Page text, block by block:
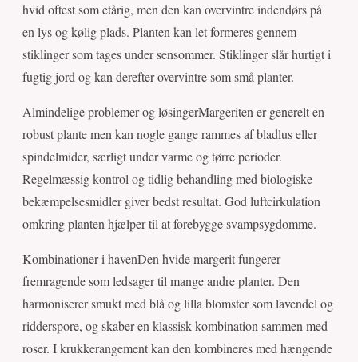
hvid oftest som etårig, men den kan overvintre indendørs på
en lys og kølig plads. Planten kan let formeres gennem
stiklinger som tages under sensommer. Stiklinger slår hurtigt i
fugtig jord og kan derefter overvintre som små planter.
Almindelige problemer og løsingerMargeriten er generelt en
robust plante men kan nogle gange rammes af bladlus eller
spindelmider, særligt under varme og tørre perioder.
Regelmæssig kontrol og tidlig behandling med biologiske
bekæmpelsesmidler giver bedst resultat. God luftcirkulation
omkring planten hjælper til at forebygge svampsygdomme.
Kombinationer i havenDen hvide margerit fungerer
fremragende som ledsager til mange andre planter. Den
harmoniserer smukt med blå og lilla blomster som lavendel og
ridderspore, og skaber en klassisk kombination sammen med
roser. I krukkerangement kan den kombineres med hængende